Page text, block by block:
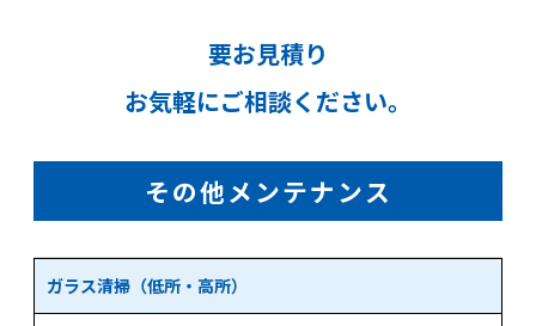
要お見積り
お気軽にご相談ください。
その他メンテナンス
ガラス清掃（低所・高所）